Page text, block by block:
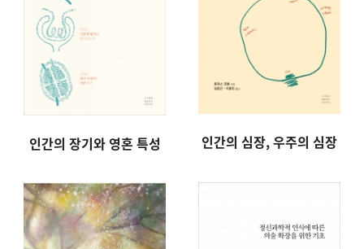
인간의 장기와 영혼 특성 인간의 심장, 우주의 심장